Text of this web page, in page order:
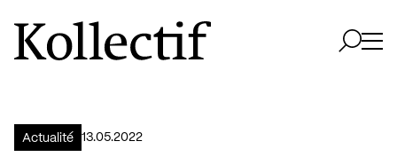
Aller à la page d'accueil
Logo Kollectif
Actualité 13.05.2022